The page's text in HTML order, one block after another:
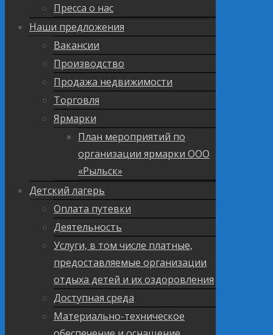
Пресса о нас
Наши предложения
Вакансии
Производство
Продажа недвижимости
Торговля
Ярмарки
План мероприятий по
организации ярмарки ООО
«Рыльск»
Детский лагерь
Оплата путевки
Деятельность
Услуги, в том числе платные,
предоставляемые организации
отдыха детей и их оздоровления
Доступная среда
Материально-техническое